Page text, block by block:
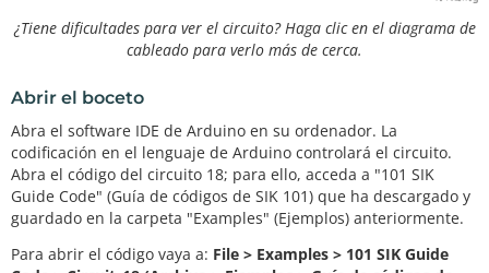
¿Tiene dificultades para ver el circuito? Haga clic en el diagrama de
cableado para verlo más de cerca.
Abrir el boceto
Abra el software IDE de Arduino en su ordenador. La
codificación en el lenguaje de Arduino controlará el circuito.
Abra el código del circuito 18; para ello, acceda a "101 SIK
Guide Code" (Guía de códigos de SIK 101) que ha descargado y
guardado en la carpeta "Examples" (Ejemplos) anteriormente.
Para abrir el código vaya a: File > Examples > 101 SIK Guide